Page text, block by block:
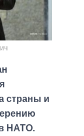
страны и
НАТО.